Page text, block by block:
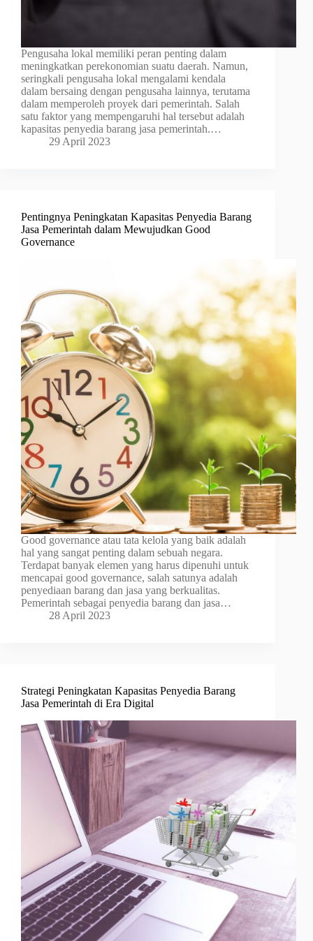
Pengusaha lokal memiliki peran penting dalam
meningkatkan perekonomian suatu daerah. Namun,
seringkali pengusaha lokal mengalami kendala
dalam bersaing dengan pengusaha lainnya, terutama
dalam memperoleh proyek dari pemerintah. Salah
satu faktor yang mempengaruhi hal tersebut adalah
kapasitas penyedia barang jasa pemerintah.…
29 April 2023
Pentingnya Peningkatan Kapasitas Penyedia Barang
Jasa Pemerintah dalam Mewujudkan Good
Governance
Good governance atau tata kelola yang baik adalah
hal yang sangat penting dalam sebuah negara.
Terdapat banyak elemen yang harus dipenuhi untuk
mencapai good governance, salah satunya adalah
penyediaan barang dan jasa yang berkualitas.
Pemerintah sebagai penyedia barang dan jasa…
28 April 2023
Strategi Peningkatan Kapasitas Penyedia Barang
Jasa Pemerintah di Era Digital